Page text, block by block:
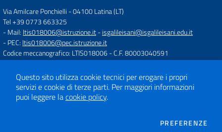
Via Amilcare Ponchielli -04100 Latina (LT)
Tel +39 0773 663325
- Mail: ltis018006@istruzione.it-isgalileisani@isgalileisani.edu.it
- PEC: ltis018006@pec.istruzione.it
Codice meccanografico: LTIS018006- C.F. 80003040591
Codice Meccanografico: ltis018006- Codice Univoco ufficio: UF53KR
Codice IPA: ISTSC_LTIS018006
- Obiettivi di accessibilità:https://form.agid.gov.it/istsc_ltis018006/
SCUOLASTICO
Questo sito utilizza cookie tecnici per erogare i propri
servizi e cookie di terze parti. Per maggiori informazioni
puoi leggere lacookie policy.
PREFERENZE